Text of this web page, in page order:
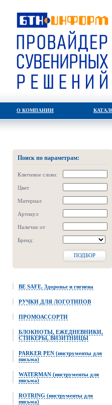
О КОМПАНИИ
Поиск по параметрам:
Ключевое слово:
Цвет
Материал
Артикул
Наличие от
Бренд:
ПОДБОР
BE SAFE. Здоровье и гигиена
РУЧКИ ДЛЯ ЛОГОТИПОВ
ПРОМОАССОРТИ
БЛОКНОТЫ, ЕЖЕДНЕВНИКИ,
СТИКЕРЫ, ВИЗИТНИЦЫ
PARKER PEN (инструменты для
письма)
WATERMAN (инструменты для
письма)
ROTRING (инструменты для
письма)